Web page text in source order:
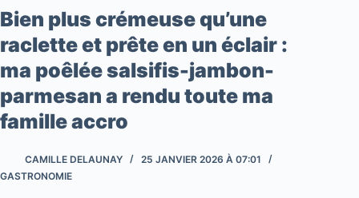
Bien plus crémeuse qu’une
raclette et prête en un éclair :
ma poêlée salsifis-jambon-
parmesan a rendu toute ma
famille accro
CAMILLE DELAUNAY
25 JANVIER 2026 À 07:01
GASTRONOMIE